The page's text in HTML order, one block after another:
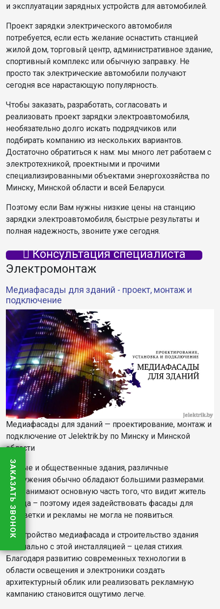
и эксплуатации зарядных устройств для автомобилей.
Проект зарядки электрического автомобиля
потребуется, если есть желание оснастить станцией
жилой дом, торговый центр, административное здание,
спортивный комплекс или обычную заправку. Не
просто так электрические автомобили получают
сегодня все нарастающую популярность.
Чтобы заказать, разработать, согласовать и
реализовать проект зарядки электроавтомобиля,
необязательно долго искать подрядчиков или
подбирать компанию из нескольких вариантов.
Достаточно обратиться к нам: мы много лет работаем с
электротехникой, проектными и прочими
специализированными объектами энергохозяйства по
Минску, Минской области и всей Беларуси.
Поэтому если Вам нужны низкие цены на станцию
зарядки электроавтомобиля, быстрые результаты и
полная надежность, звоните уже сегодня.
Консультация специалиста
Электромонтаж
Медиафасады для зданий - проект, монтаж и
подключение
Медиафасады для зданий — проектирование, монтаж и
подключение от Jelektrik.by по Минску и Минской
области
Жилые и общественные здания, различные
сооружения обычно обладают большими размерами.
Они занимают основную часть того, что видит житель
города – поэтому идея задействовать фасады для
подсветки и рекламы не могла не появиться.
Обустройство медиафасада и строительство здания
изначально с этой инсталляцией – целая стихия.
Благодаря развитию современных технологии в
области освещения и электроники создать
архитектурный облик или реализовать рекламную
кампанию становится ощутимо легче.
ЗАКАЗАТЬ ЗВОНОК